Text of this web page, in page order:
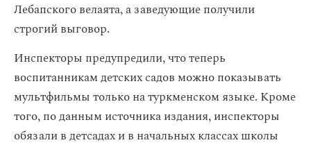
Лебапского велаята, а заведующие получили
строгий выговор.
Инспекторы предупредили, что теперь
воспитанникам детских садов можно показывать
мультфильмы только на туркменском языке. Кроме
того, по данным источника издания, инспекторы
обязали в детсадах и в начальных классах школы